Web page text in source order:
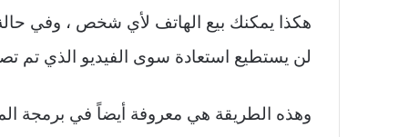
هكذا يمكنك بيع الهاتف لأي شخص ، وفي
لن يستطيع استعادة سوى الفيديو الذي تم
وهذه الطريقة هي معروفة أيضاً في برمجة